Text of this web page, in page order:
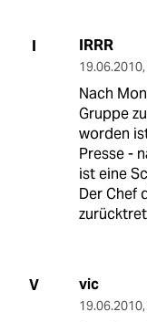
I IRRR
19.06.2010,
Nach
Gruppe
worden
Presse -
ist eine
Der Chef
V vic
19.06.2010,